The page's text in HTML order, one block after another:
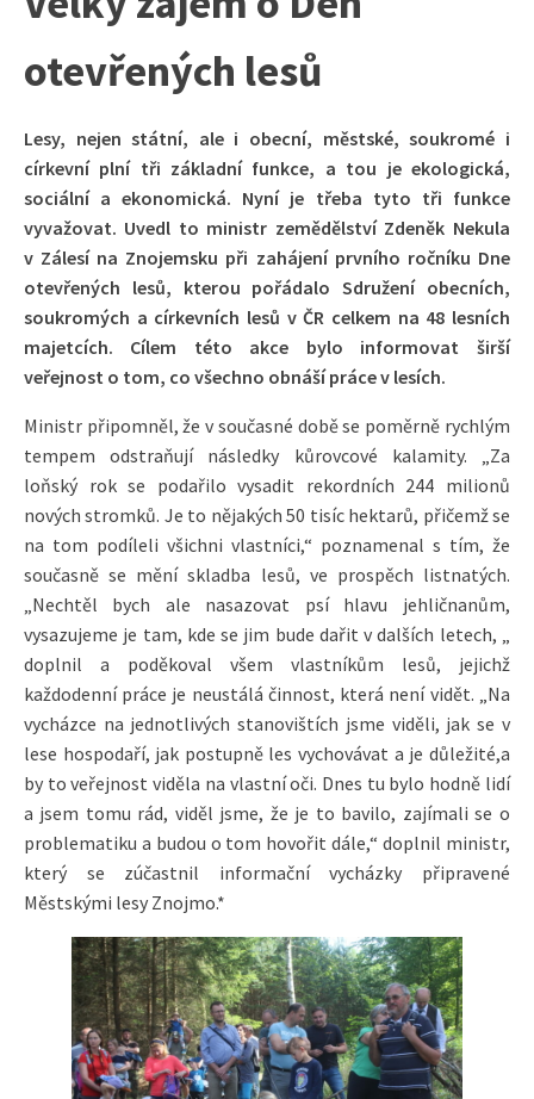
otevřených lesů
Lesy, nejen státní, ale i obecní, městské, soukromé i
církevní plní tři základní funkce, a tou je ekologická,
sociální a ekonomická. Nyní je třeba tyto tři funkce
vyvažovat. Uvedl to ministr zemědělství Zdeněk Nekula
v Zálesí na Znojemsku při zahájení prvního ročníku Dne
otevřených lesů, kterou pořádalo Sdružení obecních,
soukromých a církevních lesů v ČR celkem na 48 lesních
majetcích. Cílem této akce bylo informovat širší
veřejnost o tom, co všechno obnáší práce v lesích.
Ministr připomněl, že v současné době se poměrně rychlým
tempem odstraňují následky kůrovcové kalamity. „Za
loňský rok se podařilo vysadit rekordních 244 milionů
nových stromků. Je to nějakých 50 tisíc hektarů, přičemž se
na tom podíleli všichni vlastníci,“ poznamenal s tím, že
současně se mění skladba lesů, ve prospěch listnatých.
„Nechtěl bych ale nasazovat psí hlavu jehličnanům,
vysazujeme je tam, kde se jim bude dařit v dalších letech, „
doplnil a poděkoval všem vlastníkům lesů, jejichž
každodenní práce je neustálá činnost, která není vidět. „Na
vycházce na jednotlivých stanovištích jsme viděli, jak se v
lese hospodaří, jak postupně les vychovávat a je důležité,a
by to veřejnost viděla na vlastní oči. Dnes tu bylo hodně lidí
a jsem tomu rád, viděl jsme, že je to bavilo, zajímali se o
problematiku a budou o tom hovořit dále,“ doplnil ministr,
který se zúčastnil informační vycházky připravené
Městskými lesy Znojmo.*